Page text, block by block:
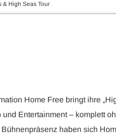
& High Seas Tour
Home Free bringt ihre
Entertainment – komplett
haben sich